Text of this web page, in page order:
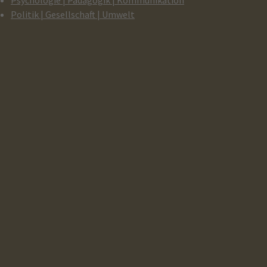
Politik | Gesellschaft | Umwelt